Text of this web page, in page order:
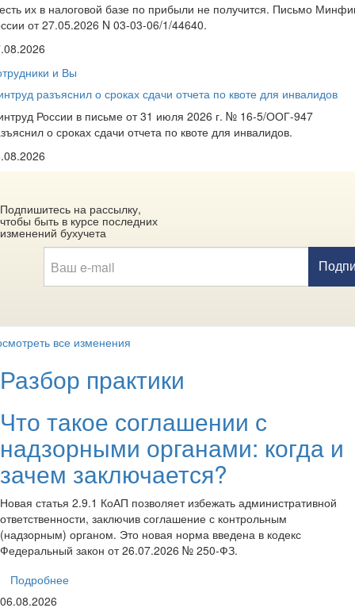
их в налоговой базе по прибыли не получится. Письмо
от 27.05.2026 N 03-03-06/1/44640.
и Вы
разъяснил о сроках сдачи отчета по квоте для инвалидов
России в письме от 31 июля 2026 г. № 16-5/ООГ-947
о сроках сдачи отчета по квоте для инвалидов.
Подпишитесь на рассылку,
чтобы быть в курсе последних
изменений бухучета
все изменения
Разбор практики
Что такое соглашении с
надзорными органами: когда и
зачем заключается?
Новая статья 2.9.1 КоАП позволяет избежать административной
ответственности, заключив соглашение с контрольным
(надзорным) органом. Это новая норма введена в кодекс
Федеральный закон от 26.07.2026 № 250-ФЗ.
Подробнее
06.08.2026